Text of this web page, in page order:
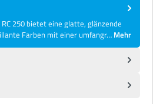
RC 250 bietet eine glatte, glänzende
Farben mit einer umfangr… Mehr